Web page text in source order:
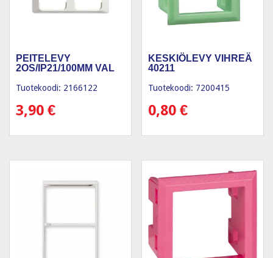
PEITELEVY
2OS/IP21/100MM VAL
Tuotekoodi: 2166122
3,90 €
KESKIÖLEVY VIHREÄ
40211
Tuotekoodi: 7200415
0,80€